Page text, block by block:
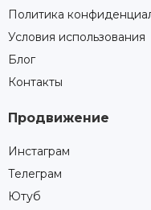
Политика
Условия использования
Блог
Контакты
Продвижение
Инстаграм
Телеграм
Ютуб